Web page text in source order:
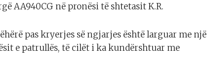
AA940CG në pronësi të shtetasit K.R.
pas kryerjes së ngjarjes është larguar me një
e patrullës, të cilët i ka kundërshtuar me